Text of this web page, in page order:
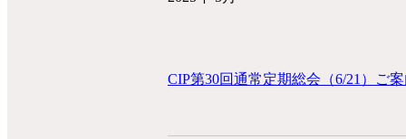
CIP第30回通常定期総会（6/21）ご